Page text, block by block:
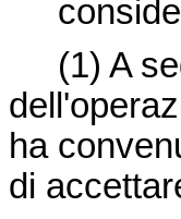
(1) A
ha
di